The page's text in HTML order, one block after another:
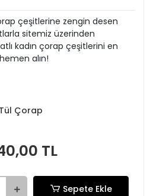
çeşitlerine zengin desen
sitemiz üzerinden
kadın çorap çeşitlerini en
alın!
Çorap
TL
Sepete Ekle